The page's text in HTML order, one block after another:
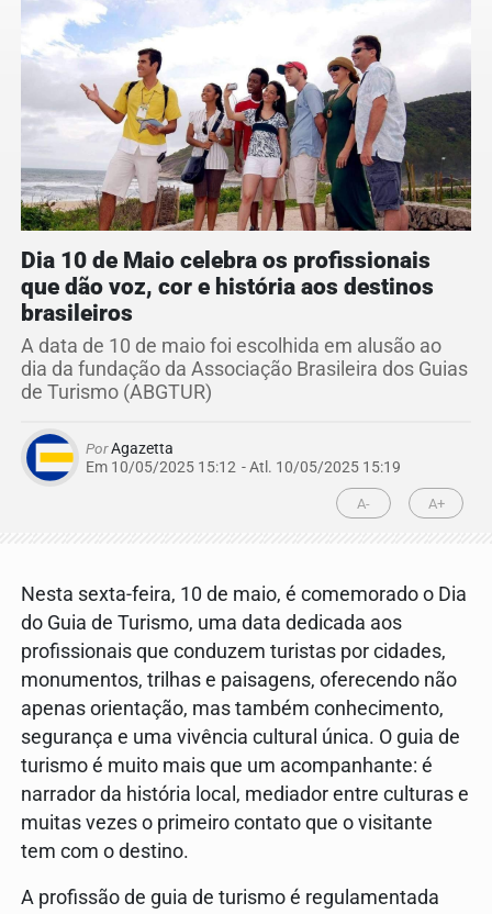
Dia 10 de Maio celebra os profissionais
que dão voz, cor e história aos destinos
brasileiros
A data de 10 de maio foi escolhida em alusão ao
dia da fundação da Associação Brasileira dos Guias
de Turismo (ABGTUR)
PorAgazetta
Em 10/05/2025 15:12 - Atl. 10/05/2025 15:19
A- A+
Nesta sexta-feira, 10 de maio, é comemorado o Dia
do Guia de Turismo, uma data dedicada aos
profissionais que conduzem turistas por cidades,
monumentos, trilhas e paisagens, oferecendo não
apenas orientação, mas também conhecimento,
segurança e uma vivência cultural única. O guia de
turismo é muito mais que um acompanhante: é
narrador da história local, mediador entre culturas e
muitas vezes o primeiro contato que o visitante
tem com o destino.
A profissão de guia de turismo é regulamentada